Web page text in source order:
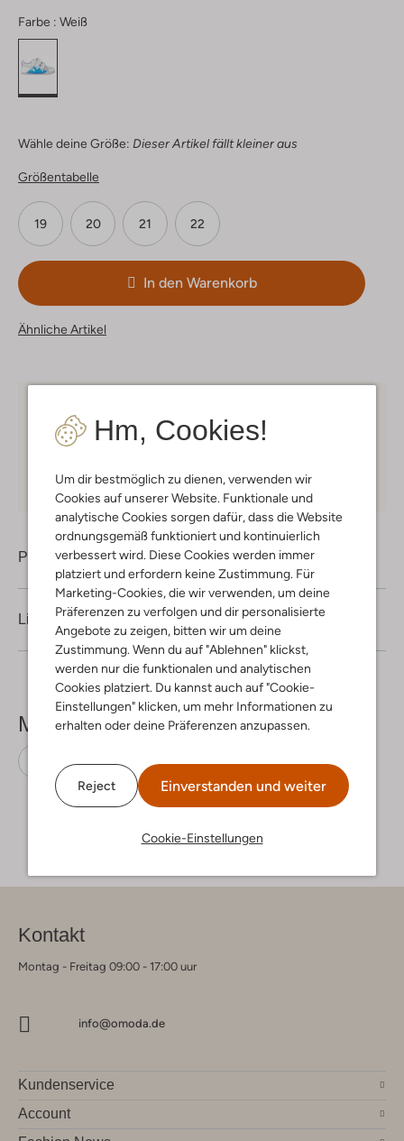
Hm, Cookies!
Um dir bestmöglich zu dienen, verwenden wir
Cookies auf unserer Website. Funktionale und
analytische Cookies sorgen dafür, dass die Website
ordnungsgemäß funktioniert und kontinuierlich
verbessert wird. Diese Cookies werden immer
platziert und erfordern keine Zustimmung. Für
Marketing-Cookies, die wir verwenden, um deine
Präferenzen zu verfolgen und dir personalisierte
Angebote zu zeigen, bitten wir um deine
Zustimmung. Wenn du auf "Ablehnen" klickst,
werden nur die funktionalen und analytischen
Cookies platziert. Du kannst auch auf "Cookie-
Einstellungen" klicken, um mehr Informationen zu
erhalten oder deine Präferenzen anzupassen.
Reject Einverstanden und weiter
Cookie-Einstellungen
Farbe : Weiß
Wähle deine Größe: Dieser Artikel fällt kleiner aus
Größentabelle
19 20 21 22
In den Warenkorb
Ähnliche Artikel
Kostenloser Versand
Mitglieder in Deutschland
Produktinformation
Lieferung & Rückgabe
Mehr sehen
Sneaker Jochie & Freaks Leder
Kontakt
Montag - Freitag 09:00 - 17:00 uur
info@omoda.de
Kundenservice
Account